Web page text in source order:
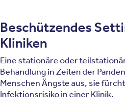
Beschützendes
Kliniken
Eine stationäre oder
Behandlung in Zeiten der
Menschen Ängste aus, sie
Infektionsrisiko in einer Klinik.